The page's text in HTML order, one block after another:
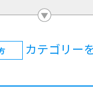
カテゴリー